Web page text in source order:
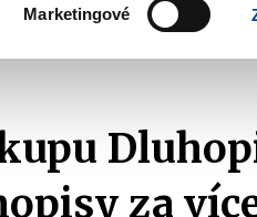
Marketingové
za